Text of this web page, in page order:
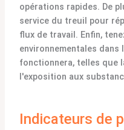
opérations rapides. De
service du treuil pour
flux de travail. Enfin,
environnementales
fonctionnera, telles que
l'exposition aux
Indicateurs de